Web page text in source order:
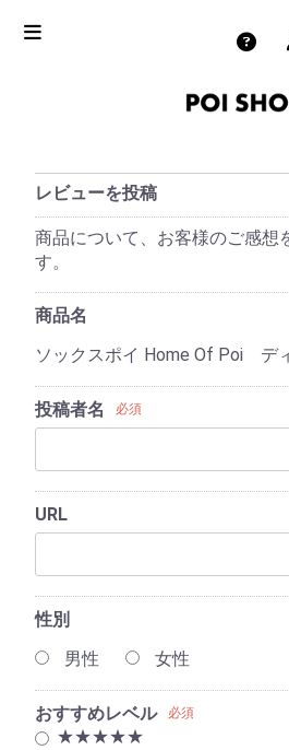
レビューを投稿
商品について、お客様のご感想
す。
商品名
ソックスポイ Home Of Poi デ
投稿者名 必須
URL
性別
男性
女性
おすすめレベル 必須
★★★★★